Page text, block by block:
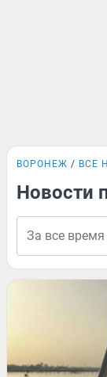
ВОРОНЕЖ ВСЕ
Новости